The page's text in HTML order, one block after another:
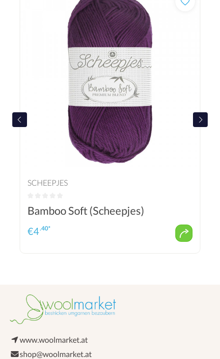
SCHEEPJES
Bamboo Soft (Scheepjes)
€4.40*
www.woolmarket.at
shop@woolmarket.at